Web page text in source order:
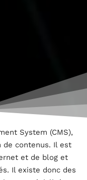
System (CMS),
de contenus. Il est
et de blog et
Il existe donc des